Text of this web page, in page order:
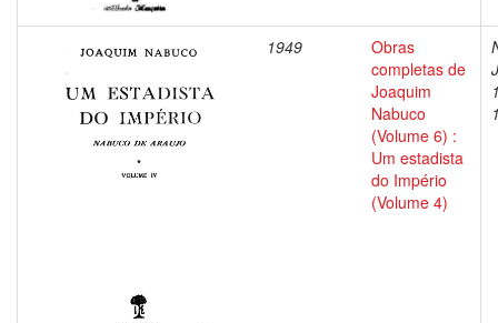
1949
Obras
completas de
Joaquim
Nabuco
(Volume 6) :
Um estadista
do Império
(Volume 4)